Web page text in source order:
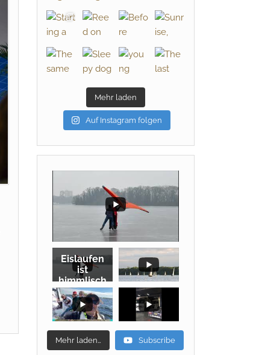
Mehr laden
Auf Instagram folgen
Eislaufen
ist
himmlisch
Mehr laden… Subscribe